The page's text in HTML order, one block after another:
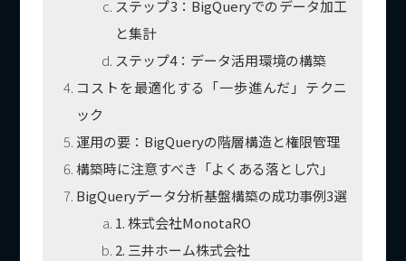
ステップ3：BigQueryでのデータ加工
と集計
ステップ4：データ活用環境の構築
コストを最適化する「一歩進んだ」テクニ
ック
運用の要：BigQueryの階層構造と権限管理
構築時に注意すべき「よくある落とし穴」
BigQueryデータ分析基盤構築の成功事例3選
1. 株式会社MonotaRO
2. 三井ホーム株式会社